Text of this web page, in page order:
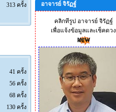
313 ครั้ง
41 ครั้ง
56 ครั้ง
68 ครั้ง
130 ครั้ง
อาจารย์ จิรัฏฐ์
คลิกทีรูป อาจารย์ จิรัฏฐ์
เพื่อแจ้งข้อมูลและเช็คดวง